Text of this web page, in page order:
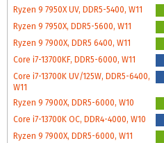
Ryzen 9 7950X UV, DDR5-5400, W11
Ryzen 9 7950X, DDR5-5600, W11
Ryzen 9 7900X, DDR5 6400, W11
Core i7-13700KF, DDR5-6000, W11
Core i7-13700K UV/125W, DDR5-6400,
W11
Ryzen 9 7900X, DDR5-6000, W10
Core i7-13700K OC, DDR4-4000, W10
Ryzen 9 7900X, DDR5-6000, W11